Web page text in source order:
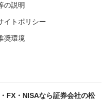
の説明
イトポリシー
奨環境
FX・NISAなら証券会社の松